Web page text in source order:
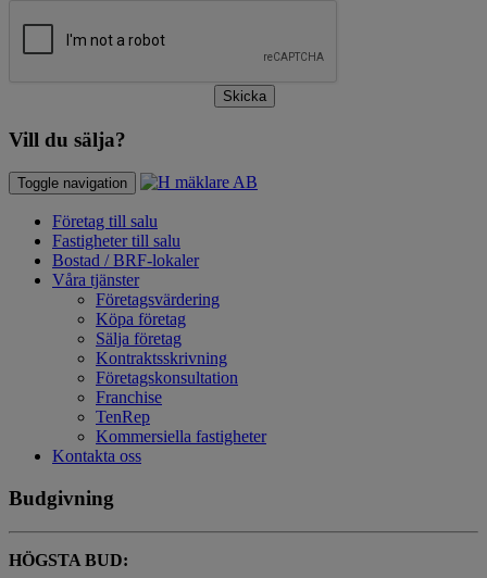
Skicka
Vill du sälja?
Toggle navigation
Företag till salu
Fastigheter till salu
Bostad / BRF-lokaler
Våra tjänster
Företagsvärdering
Köpa företag
Sälja företag
Kontraktsskrivning
Företagskonsultation
Franchise
TenRep
Kommersiella fastigheter
Kontakta oss
Budgivning
HÖGSTA BUD: